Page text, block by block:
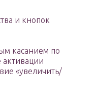
и кнопок
касанием по
«увеличить/